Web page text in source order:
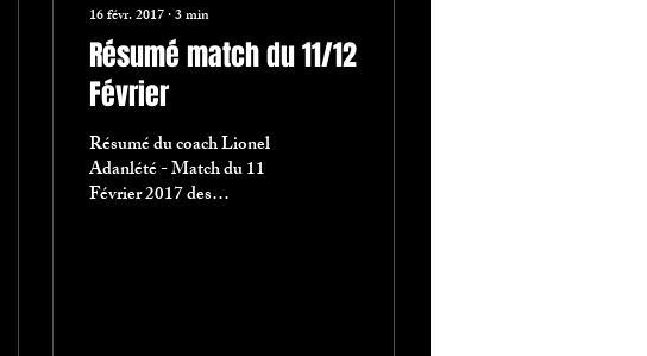
16 févr. 2017∙3min
Résumé match du 11/12
Février
Résumé du coach Lionel
Adanlété - Match du 11
Février 2017 des